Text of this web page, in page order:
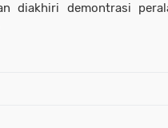
diakhiri demontrasi